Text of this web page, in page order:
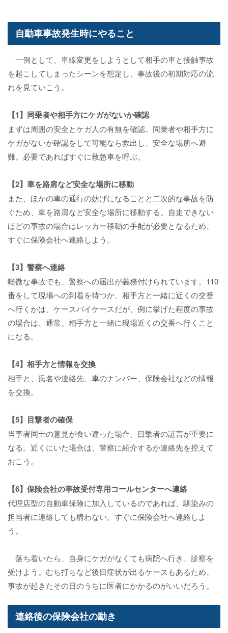
自動車事故発生時にやること
一例として、車線変更をしようとして相手の車と接触事故
を起こしてしまったシーンを想定し、事故後の初期対応の流
れを見ていこう。
【1】同乗者や相手方にケガがないか確認
まずは周囲の安全とケガ人の有無を確認。同乗者や相手方に
ケガがないか確認をして可能なら救出し、安全な場所へ避
難。必要であればすぐに救急車を呼ぶ。
【2】車を路肩など安全な場所に移動
また、ほかの車の通行の妨げになることと二次的な事故を防
ぐため、車を路肩など安全な場所に移動する。自走できない
ほどの事故の場合はレッカー移動の手配が必要となるため、
すぐに保険会社へ連絡しよう。
【3】警察へ連絡
軽微な事故でも、警察への届出が義務付けられています。110
番をして現場への到着を待つか、相手方と一緒に近くの交番
へ行くかは、ケースバイケースだが、例に挙げた程度の事故
の場合は、通常、相手方と一緒に現場近くの交番へ行くこと
になる。
【4】相手方と情報を交換
相手と、氏名や連絡先、車のナンバー、保険会社などの情報
を交換。
【5】目撃者の確保
当事者同士の意見が食い違った場合、目撃者の証言が重要に
なる。近くにいた場合は、警察に紹介するか連絡先を控えて
おこう。
【6】保険会社の事故受付専用コールセンターへ連絡
代理店型の自動車保険に加入しているのであれば、馴染みの
担当者に連絡しても構わない。すぐに保険会社へ連絡しよ
う。
落ち着いたら、自身にケガがなくても病院へ行き、診察を
受けよう。むち打ちなど後日症状が出るケースもあるため、
事故が起きたその日のうちに医者にかかるのがいいだろう。
連絡後の保険会社の動き